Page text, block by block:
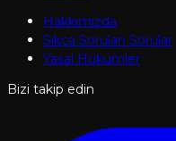
Hakkımızda
Sıkça Sorulan Sorular
Yasal Hükümler
Bizi takip edin